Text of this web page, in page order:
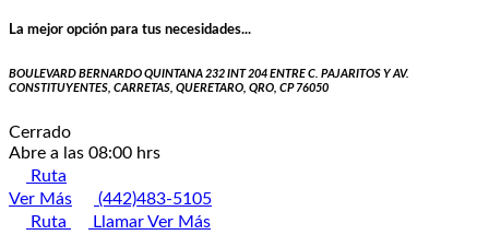
La mejor opción para tus necesidades...
BOULEVARD BERNARDO QUINTANA 232 INT 204 ENTRE C. PAJARITOS Y AV.
CONSTITUYENTES, CARRETAS, QUERETARO, QRO, CP 76050
Cerrado
Abre a las 08:00 hrs
Ruta
Ver Más
(442)483-5105
Ruta
LlamarVer Más